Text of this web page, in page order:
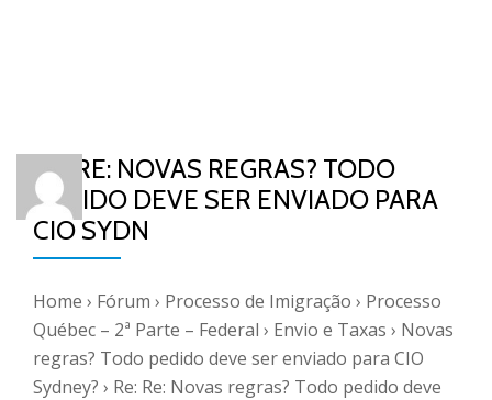
RE: RE: NOVAS REGRAS? TODO
PEDIDO DEVE SER ENVIADO PARA
CIO SYDN
Home › Fórum › Processo de Imigração › Processo
Québec – 2ª Parte – Federal › Envio e Taxas › Novas
regras? Todo pedido deve ser enviado para CIO
Sydney? › Re: Re: Novas regras? Todo pedido deve